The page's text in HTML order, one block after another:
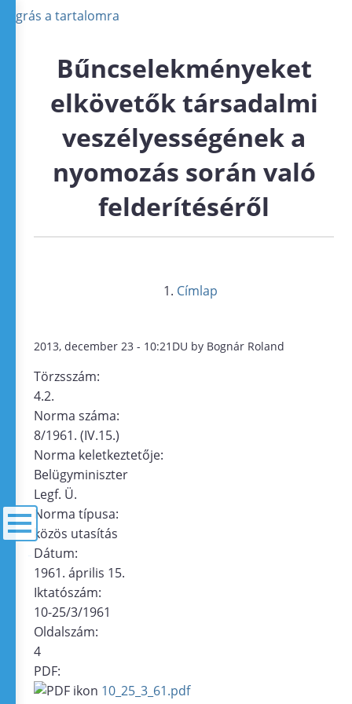
Ugrás a tartalomra
Bűncselekményeket
elkövetők társadalmi
veszélyességének a
nyomozás során való
felderítéséről
Címlap
2013, december 23 - 10:21DU by Bognár Roland
Törzsszám:
4.2.
Norma száma:
8/1961. (IV.15.)
Norma keletkeztetője:
Belügyminiszter
Legf. Ü.
Norma típusa:
közös utasítás
Dátum:
1961. április 15.
Iktatószám:
10-25/3/1961
Oldalszám:
4
PDF:
10_25_3_61.pdf